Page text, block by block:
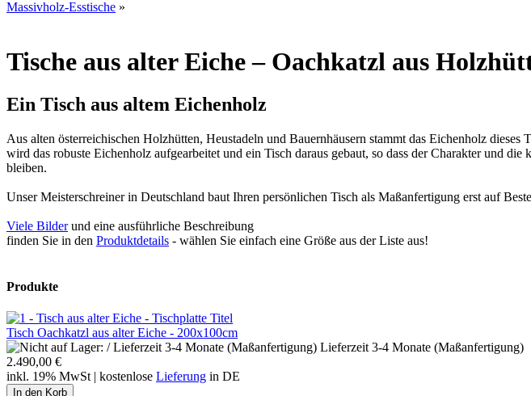
Massivholz-Esstische »
Tische aus alter Eiche – Oachkatzl aus
Ein Tisch aus altem Eichenholz
Aus alten österreichischen Holzhütten, Heustadeln und Bauernhäusern stammt das Eichenholz dieses
wird das robuste Eichenholz aufgearbeitet und ein Tisch daraus gebaut, so dass der Charakter und die
bleiben.
Unser Meisterschreiner in Deutschland baut Ihren persönlichen Tisch als Maßanfertigung erst auf
Viele Bilderund eine ausführliche Beschreibung
finden Sie in den Produktdetails - wählen Sie einfach eine Größe aus der Liste aus!
Produkte
Tisch Oachkatzl aus alter Eiche - 200x100cm
Lieferzeit 3-4 Monate (Maßanfertigung)
2.490,00 €
inkl. 19% MwSt | kostenlose Lieferung in DE